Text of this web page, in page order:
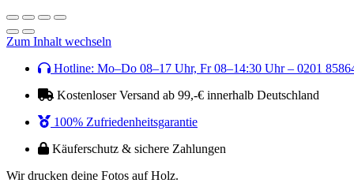
Zum Inhalt wechseln
Hotline: Mo–Do 08–17 Uhr, Fr 08–14:30 Uhr – 0201
Kostenloser Versand ab 99,-€ innerhalb Deutschland
100% Zufriedenheitsgarantie
Käuferschutz & sichere Zahlungen
Wir drucken deine Fotos auf Holz.